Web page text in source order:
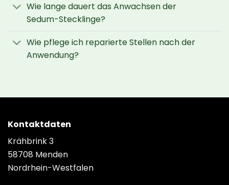
Wie lange dauert das Anwachsen der
Sedum-Stecklinge?
Wie pflege ich reparierte Stellen nach der
Anwendung?
Kontaktdaten
Krähbrink 3
58708 Menden
Nordrhein-Westfalen